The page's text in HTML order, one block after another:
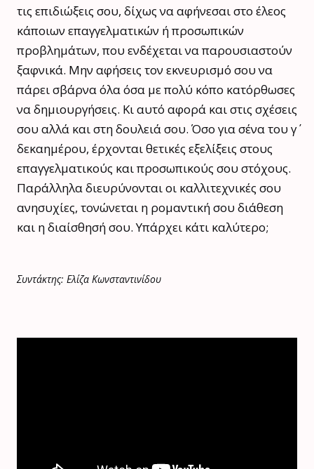
τις επιδιώξεις σου, δίχως να αφήνεσαι στο έλεος
κάποιων επαγγελματικών ή προσωπικών
προβλημάτων, που ενδέχεται να παρουσιαστούν
ξαφνικά. Μην αφήσεις τον εκνευρισμό σου να
πάρει σβάρνα όλα όσα με πολύ κόπο κατόρθωσες
να δημιουργήσεις. Κι αυτό αφορά και στις σχέσεις
σου αλλά και στη δουλειά σου. Όσο για σένα του γ΄
δεκαημέρου, έρχονται θετικές εξελίξεις στους
επαγγελματικούς και προσωπικούς σου στόχους.
Παράλληλα διευρύνονται οι καλλιτεχνικές σου
ανησυχίες, τονώνεται η ρομαντική σου διάθεση
και η διαίσθησή σου. Υπάρχει κάτι καλύτερο;
Συντάκτης: Ελίζα Κωνσταντινίδου